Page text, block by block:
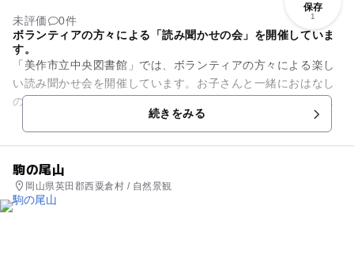
保存
1
未評価
0件
ボランティアの方々による「読み聞かせの会」を開催していま
す。
「美作市立中央図書館」では、ボランティアの方々による楽し
い読み聞かせ会を開催しています。お子さんと一緒におはなし
の世界を楽しまれてはいかがでしょうか？ お話の世界にふれ
ることにより、お子さんが本...続きをみる
駒の尾山
岡山県英田郡西粟倉村 / 自然景観